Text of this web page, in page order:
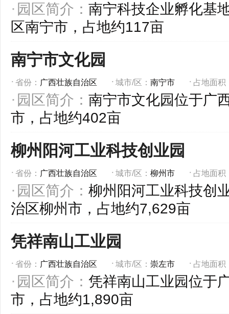
园区简介： 南宁科技企业孵化基
区南宁市，占地约117亩
南宁市文化园
省份： 广西壮族自治区 城市/区： 南宁市 占地面积
园区简介： 南宁市文化园位于广
市，占地约402亩
柳州阳河工业科技创业园
省份： 广西壮族自治区 城市/区： 柳州市 占地面积
园区简介： 柳州阳河工业科技创
治区柳州市，占地约7,629亩
凭祥南山工业园
省份： 广西壮族自治区 城市/区： 崇左市 占地面积
园区简介： 凭祥南山工业园位于
市，占地约1,890亩